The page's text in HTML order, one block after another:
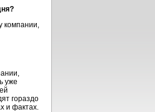
компании,
уже
гораздо
и фактах.